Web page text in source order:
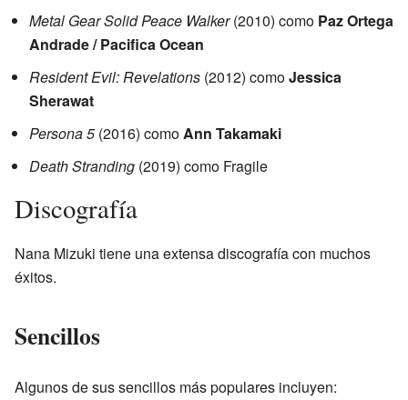
Metal Gear Solid Peace Walker(2010) como Paz Ortega
Andrade / Pacifica Ocean
Resident Evil: Revelations (2012) comoJessica
Sherawat
Persona 5(2016) comoAnn Takamaki
Death Stranding (2019) como Fragile
Discografía
Nana Mizuki tiene una extensa discografía con muchos
éxitos.
Sencillos
Algunos de sus sencillos más populares incluyen: